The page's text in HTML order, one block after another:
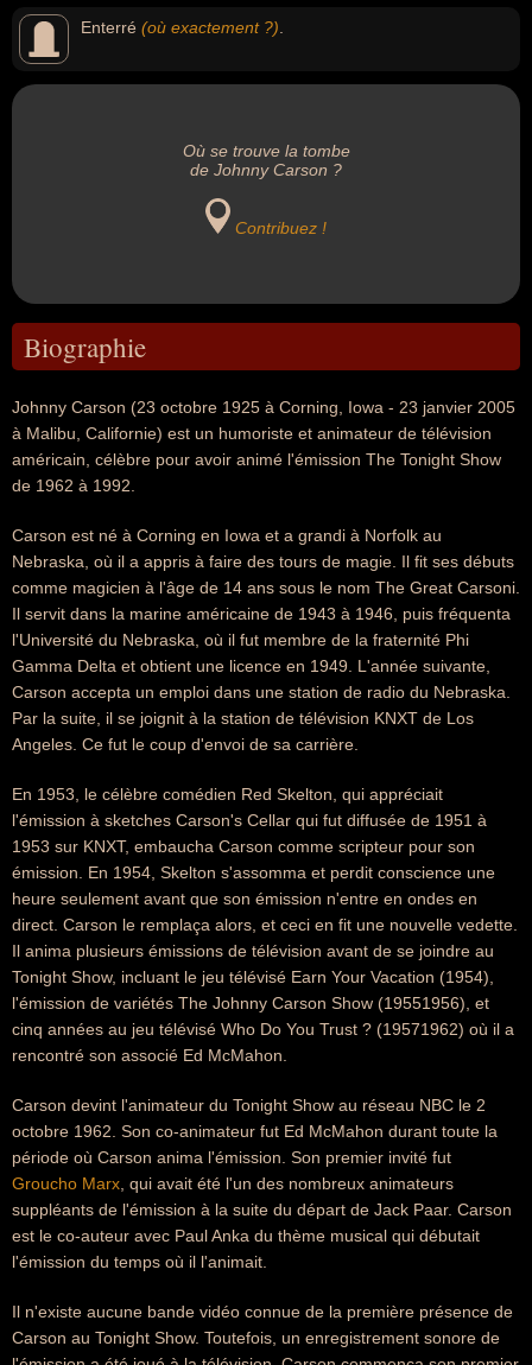
Enterré (où exactement ?)
Où se trouve la tombe
de Johnny Carson ?
Contribuez !
Biographie
Johnny Carson (23 octobre 1925 à Corning, Iowa - 23 janvier 2005
à Malibu, Californie) est un humoriste et animateur de télévision
américain, célèbre pour avoir animé l'émission The Tonight Show
de 1962 à 1992.
Carson est né à Corning en Iowa et a grandi à Norfolk au
Nebraska, où il a appris à faire des tours de magie. Il fit ses débuts
comme magicien à l'âge de 14 ans sous le nom The Great Carsoni.
Il servit dans la marine américaine de 1943 à 1946, puis fréquenta
l'Université du Nebraska, où il fut membre de la fraternité Phi
Gamma Delta et obtient une licence en 1949. L'année suivante,
Carson accepta un emploi dans une station de radio du Nebraska.
Par la suite, il se joignit à la station de télévision KNXT de Los
Angeles. Ce fut le coup d'envoi de sa carrière.
En 1953, le célèbre comédien Red Skelton, qui appréciait
l'émission à sketches Carson's Cellar qui fut diffusée de 1951 à
1953 sur KNXT, embaucha Carson comme scripteur pour son
émission. En 1954, Skelton s'assomma et perdit conscience une
heure seulement avant que son émission n'entre en ondes en
direct. Carson le remplaça alors, et ceci en fit une nouvelle vedette.
Il anima plusieurs émissions de télévision avant de se joindre au
Tonight Show, incluant le jeu télévisé Earn Your Vacation (1954),
l'émission de variétés The Johnny Carson Show (19551956), et
cinq années au jeu télévisé Who Do You Trust ? (19571962) où il a
rencontré son associé Ed McMahon.
Carson devint l'animateur du Tonight Show au réseau NBC le 2
octobre 1962. Son co-animateur fut Ed McMahon durant toute la
période où Carson anima l'émission. Son premier invité fut
Groucho Marx , qui avait été l'un des nombreux animateurs
suppléants de l'émission à la suite du départ de Jack Paar. Carson
est le co-auteur avec Paul Anka du thème musical qui débutait
l'émission du temps où il l'animait.
Il n'existe aucune bande vidéo connue de la première présence de
Carson au Tonight Show. Toutefois, un enregistrement sonore de